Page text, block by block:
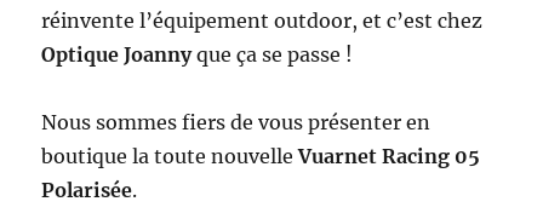
réinvente l’équipement outdoor, et c’est chez
Optique Joannyque ça se passe !
Nous sommes fiers de vous présenter en
boutique la toute nouvelleVuarnet Racing 05
Polarisée.